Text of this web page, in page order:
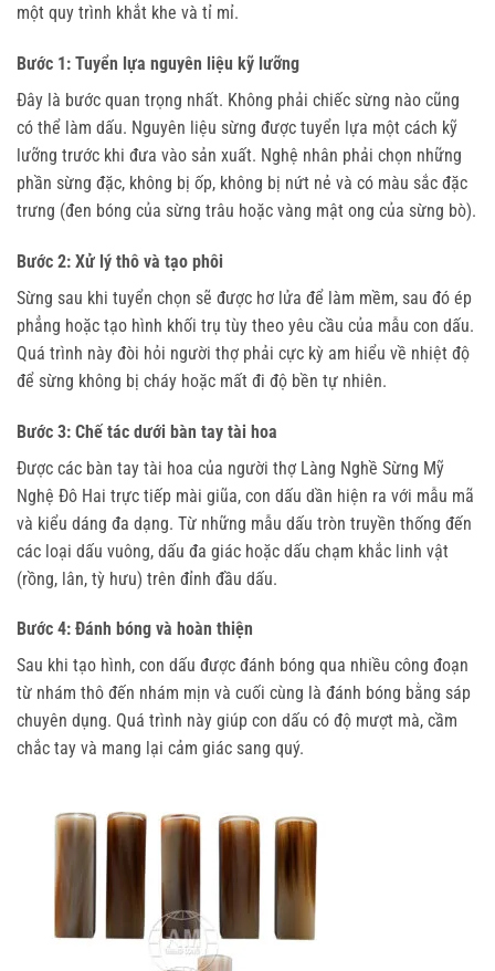
một quy trình khắt khe và tỉ mỉ.
Bước 1: Tuyển lựa nguyên liệu kỹ lưỡng
Đây là bước quan trọng nhất. Không phải chiếc sừng nào cũng
có thể làm dấu. Nguyên liệu sừng được tuyển lựa một cách kỹ
lưỡng trước khi đưa vào sản xuất. Nghệ nhân phải chọn những
phần sừng đặc, không bị ốp, không bị nứt nẻ và có màu sắc đặc
trưng (đen bóng của sừng trâu hoặc vàng mật ong của sừng bò).
Bước 2: Xử lý thô và tạo phôi
Sừng sau khi tuyển chọn sẽ được hơ lửa để làm mềm, sau đó ép
phẳng hoặc tạo hình khối trụ tùy theo yêu cầu của mẫu con dấu.
Quá trình này đòi hỏi người thợ phải cực kỳ am hiểu về nhiệt độ
để sừng không bị cháy hoặc mất đi độ bền tự nhiên.
Bước 3: Chế tác dưới bàn tay tài hoa
Được các bàn tay tài hoa của người thợ Làng Nghề Sừng Mỹ
Nghệ Đô Hai trực tiếp mài giũa, con dấu dần hiện ra với mẫu mã
và kiểu dáng đa dạng. Từ những mẫu dấu tròn truyền thống đến
các loại dấu vuông, dấu đa giác hoặc dấu chạm khắc linh vật
(rồng, lân, tỳ hưu) trên đỉnh đầu dấu.
Bước 4: Đánh bóng và hoàn thiện
Sau khi tạo hình, con dấu được đánh bóng qua nhiều công đoạn
từ nhám thô đến nhám mịn và cuối cùng là đánh bóng bằng sáp
chuyên dụng. Quá trình này giúp con dấu có độ mượt mà, cầm
chắc tay và mang lại cảm giác sang quý.